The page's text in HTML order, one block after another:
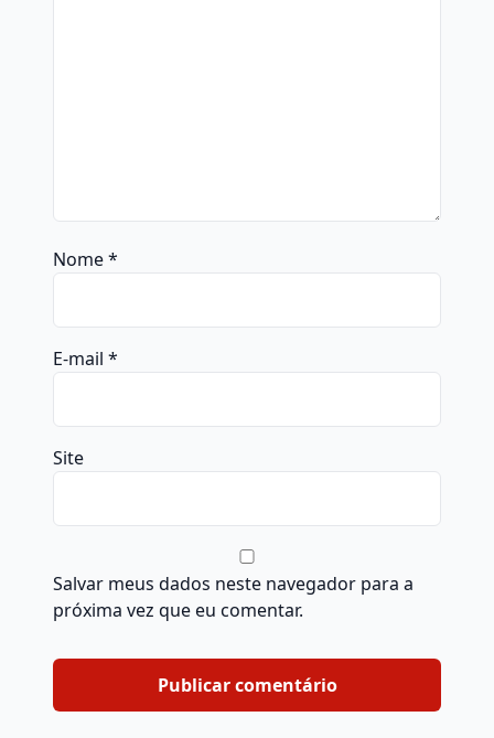
Nome*
E-mail *
Site
Salvar meus dados neste navegador para a
próxima vez que eu comentar.